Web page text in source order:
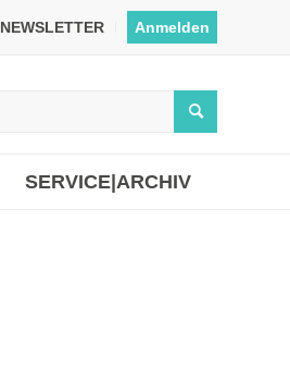
NEWSLETTER Anmelden
SERVICE|ARCHIV